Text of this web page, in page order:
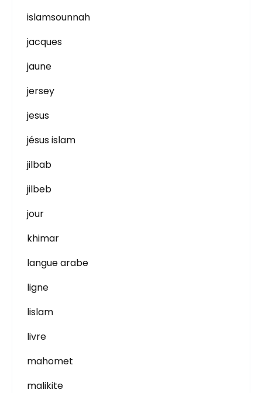
islamsounnah
jacques
jaune
jersey
jesus
jésus islam
jilbab
jilbeb
jour
khimar
langue arabe
ligne
lislam
livre
mahomet
malikite